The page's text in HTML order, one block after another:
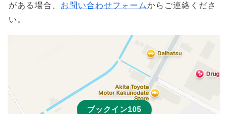
がある場合、 お問い合わせフォームからご連絡くださ
い。
ブックイン105